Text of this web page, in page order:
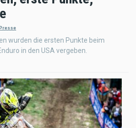
wurden die ersten Punkte beim
in den USA vergeben.